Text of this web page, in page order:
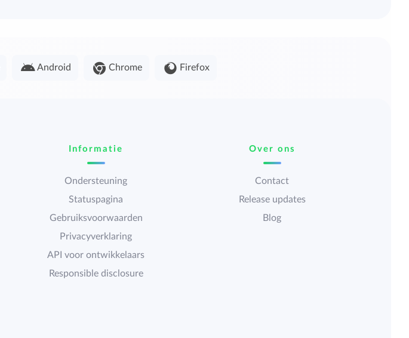
Android Chrome Firefox
Informatie
Ondersteuning
Statuspagina
Gebruiksvoorwaarden
Privacyverklaring
API voor ontwikkelaars
Responsible disclosure
Over ons
Contact
Release updates
Blog